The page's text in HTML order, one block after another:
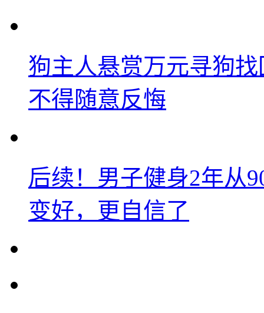
狗主人悬赏万元寻狗
不得随意反悔
后续！男子健身2年从
变好，更自信了